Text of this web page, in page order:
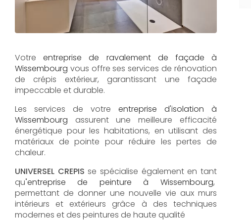
Votreentreprise de ravalement de façade à
Wissembourg vous offre ses services de rénovation
de crépis extérieur, garantissant une façade
impeccable et durable.
Les services de votre entreprise d'isolation à
Wissembourg assurent une meilleure efficacité
énergétique pour les habitations, en utilisant des
matériaux de pointe pour réduire les pertes de
chaleur.
UNIVERSEL CREPIS se spécialise également en tant
qu'entreprise de peinture à Wissembourg,
permettant de donner une nouvelle vie aux murs
intérieurs et extérieurs grâce à des techniques
modernes et des peintures de haute qualité